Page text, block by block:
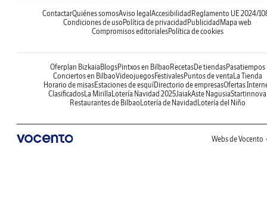
ContactarQuiénes somosAviso legal Accesibilidad Reglamento UE 2024/
Condiciones de uso Política de privacidad Publicidad Mapa web
Compromisos editorialesPolítica de cookies
Oferplan Bizkaia BlogsPintxos en Bilbao RecetasDe tiendasPasatiempos
Conciertos en BilbaoVideojuegosFestivalesPuntos de venta La Tienda
Horario de misasEstaciones de esquíDirectorio de empresasOfertas
Clasificados La Mirilla Lotería Navidad 2025JaiakAste NagusiaStartinnova
Restaurantes de Bilbao Lotería de Navidad Lotería del Niño
Webs de Vocento